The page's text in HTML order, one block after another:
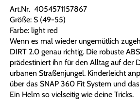
Art.Nr. 4054571157867
Größe: S (49-55)
Farbe: light red
Wenn es mal wieder ungemütlich
DIRT 2.0 genau richtig. Die robuste
prädestiniert ihn für den Alltag auf der
urbanen Straßenjungel. Kinderleicht
über das SNAP 360 Fit System und
Ein Helm so vielseitig wie deine Tricks.